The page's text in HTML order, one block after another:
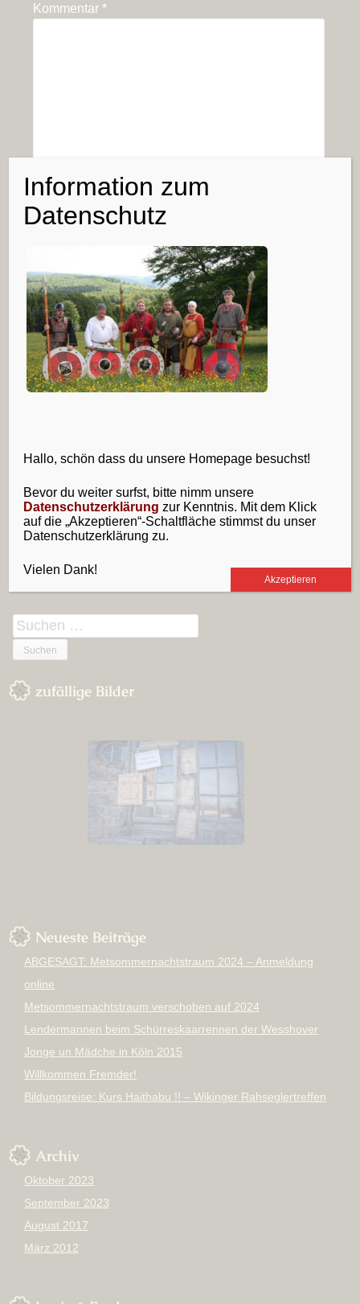
Kommentar*
Name
Website
Friendly Captcha
Diese Website verwendet Akismet, um Spam zu
verarbeitet werden.
Sidebar
Folge uns
FeedMail
Suchen
nach:
zufällige Bilder
Neueste Beiträge
ABGESAGT: Metsommernachtstraum 2024 – Anmeldung
online
Metsommernachtstraum verschoben auf 2024
Lendermannen beim Schürreskaarrennen der Wesshover
Jonge un Mädche in Köln 2015
Willkommen Fremder!
Bildungsreise: Kurs Haithabu !! – Wikinger Rahseglertreffen
Archiv
Oktober 2023
September 2023
August 2017
März 2012
Information zum
Datenschutz
Hallo, schön dass du unsere Homepage besuchst!
Bevor du weiter surfst, bitte nimm unsere
Datenschutzerklärung zur Kenntnis. Mit dem Klick
auf die „Akzeptieren“-Schaltfläche stimmst du unser
Datenschutzerklärung zu.
Vielen Dank!
Akzeptieren